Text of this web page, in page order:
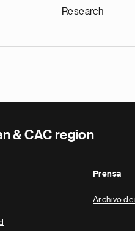
Research
& CAC region
Prensa
Archivo de